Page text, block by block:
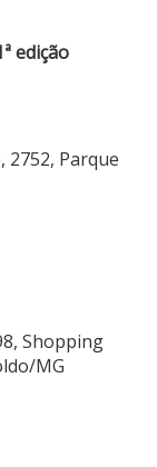
edição
2752, Parque
, Shopping
MG